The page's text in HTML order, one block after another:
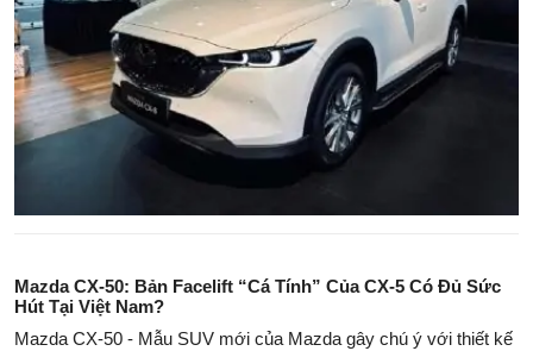
Mazda CX-50: Bản Facelift “Cá Tính” Của CX-5 Có Đủ Sức
Hút Tại Việt Nam?
Mazda CX-50 - Mẫu SUV mới của Mazda gây chú ý với thiết kế